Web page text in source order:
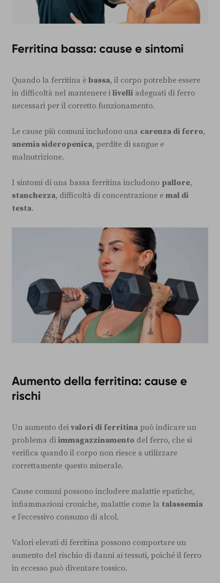
Ferritina bassa: cause e sintomi
Quando la ferritina è bassa, il corpo potrebbe essere
in difficoltà nel mantenere i livelli adeguati di ferro
necessari per il corretto funzionamento.
Le cause più comuni includono una carenza di ferro,
anemia sideropenica, perdite di sangue e
malnutrizione.
I sintomi di una bassa ferritina includono pallore,
stanchezza, difficoltà di concentrazione e mal di
testa.
Aumento della ferritina: cause e
rischi
Un aumento dei valori di ferritina può indicare un
problema di immagazzinamento del ferro, che si
verifica quando il corpo non riesce a utilizzare
correttamente questo minerale.
Cause comuni possono includere malattie epatiche,
infiammazioni croniche, malattie come la talassemia
e l’eccessivo consumo di alcol.
Valori elevati di ferritina possono comportare un
aumento del rischio di danni ai tessuti, poiché il ferro
in eccesso può diventare tossico.